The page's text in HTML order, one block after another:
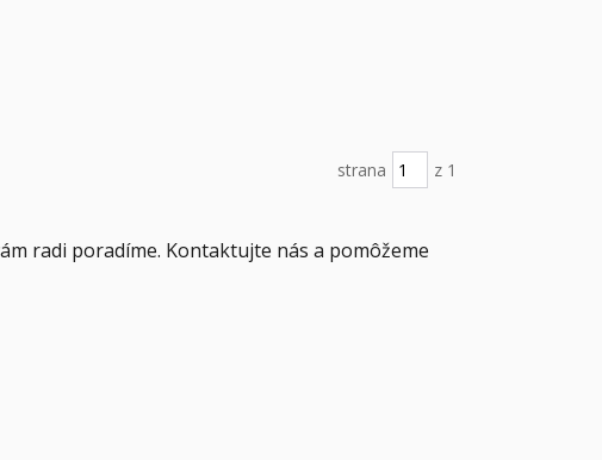
strana z 1
radi poradíme. Kontaktujte nás a pomôžeme